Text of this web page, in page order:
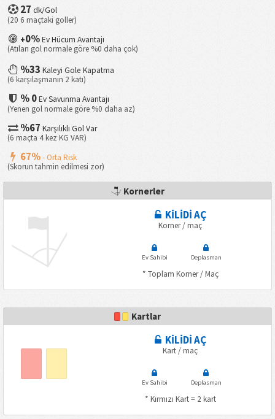
27dk/Gol
(20 6 maçtaki goller)
+0% Ev Hücum Avantajı
(Atılan gol normale göre %0 daha çok)
%33Kaleyi Gole Kapatma
(6 karşılaşmanın 2 katı)
% 0Ev Savunma Avantajı
(Yenen gol normale göre %0 daha az)
%67Karşılıklı Gol Var
(6 maçta 4 kez KG VAR)
67%- Orta Risk
(Skorun tahmin edilmesi zor)
Kornerler
KİLİDİ AÇ
Korner / maç
Ev Sahibi Deplasman
* Toplam Korner / Maç
Kartlar
KİLİDİ AÇ
Kart / maç
Ev Sahibi Deplasman
* Kırmızı Kart = 2 kart